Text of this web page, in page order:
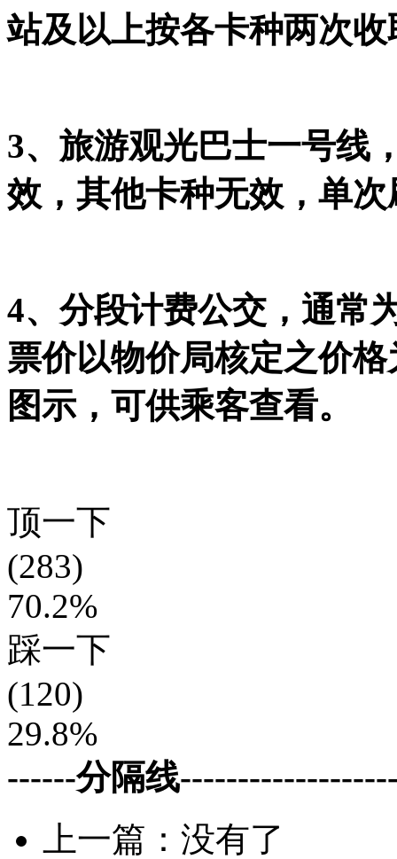
站及以上按各卡种两次收
3、旅游观光巴士一号线
效，其他卡种无效，单
4、分段计费公交，通常
票价以物价局核定之价
图示，可供乘客查看。
顶一下
(283)
70.2%
踩一下
(120)
29.8%
------分隔线
上一篇：没有了